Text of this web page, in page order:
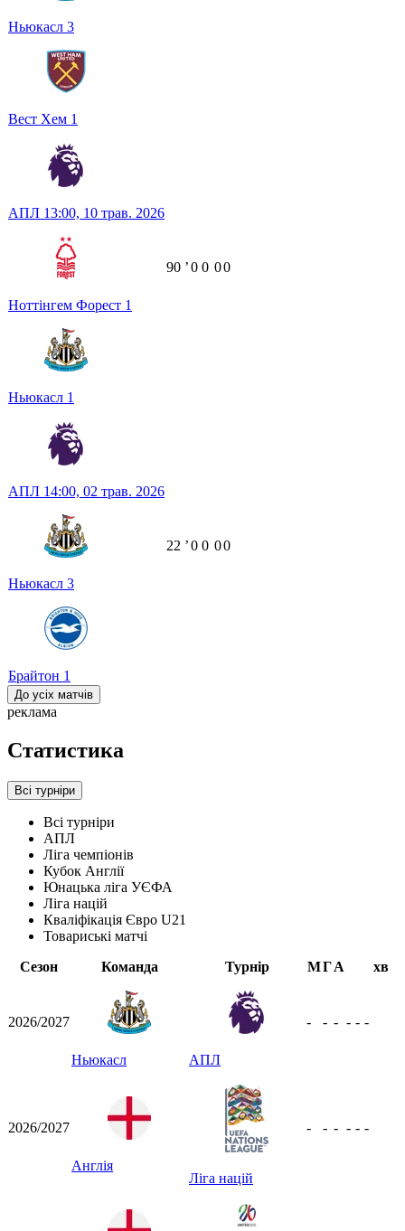
Ньюкасл 3
Вест Хем 1
АПЛ 13:00, 10 трав. 2026
Ноттінгем Форест 1
Ньюкасл 1
90 ʼ0 0 00
АПЛ 14:00, 02 трав. 2026
Ньюкасл 3
Брайтон 1
22 ʼ0 0 00
До усіх матчів
реклама
Статистика
Всі турніри
Всі турніри
АПЛ
Ліга чемпіонів
Кубок Англії
Юнацька ліга УЄФА
Ліга націй
Кваліфікація Євро U21
Товариські матчі
Сезон
Команда Турнір МГА хв
2026/2027
Ньюкасл АПЛ
- - - - - -
2026/2027
Англія
Ліга націй
- - - - - -